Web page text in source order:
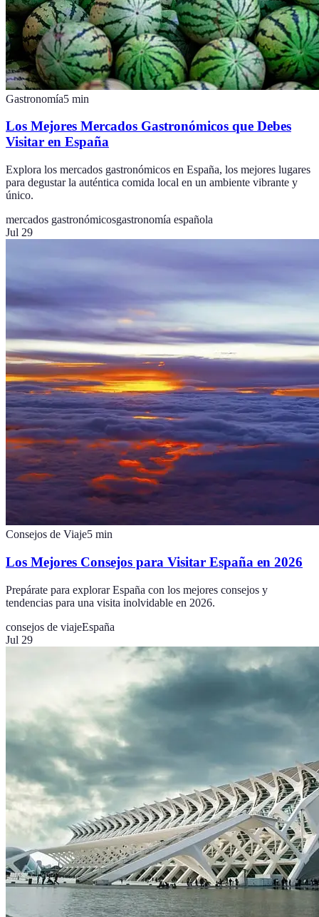
Gastronomía5 min
Los Mejores Mercados Gastronómicos que Debes
Visitar en España
Explora los mercados gastronómicos en España, los mejores lugares
para degustar la auténtica comida local en un ambiente vibrante y
único.
mercados gastronómicosgastronomía española
Jul 29
Consejos de Viaje5 min
Los Mejores Consejos para Visitar España en 2026
Prepárate para explorar España con los mejores consejos y
tendencias para una visita inolvidable en 2026.
consejos de viajeEspaña
Jul 29